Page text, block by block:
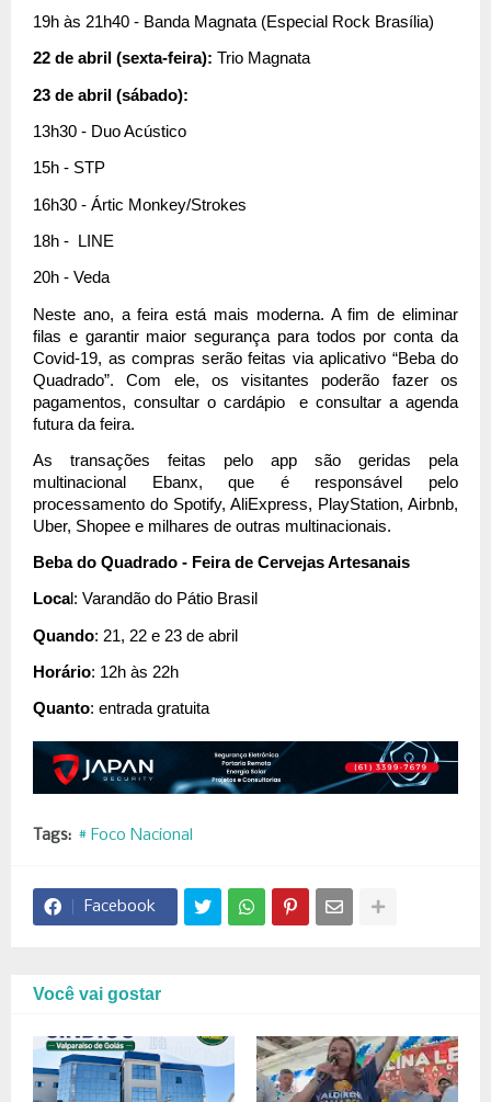
19h às 21h40 - Banda Magnata (Especial Rock Brasília)
22 de abril (sexta-feira): Trio Magnata
23 de abril (sábado):
13h30 - Duo Acústico
15h - STP
16h30 - Ártic Monkey/Strokes
18h -  LINE
20h - Veda
Neste ano, a feira está mais moderna. A fim de eliminar
filas e garantir maior segurança para todos por conta da
Covid-19, as compras serão feitas via aplicativo “Beba do
Quadrado”. Com ele, os visitantes poderão fazer os
pagamentos, consultar o cardápio  e consultar a agenda
futura da feira.
As transações feitas pelo app são geridas pela
multinacional Ebanx, que é responsável pelo
processamento do Spotify, AliExpress, PlayStation, Airbnb,
Uber, Shopee e milhares de outras multinacionais.
Beba do Quadrado - Feira de Cervejas Artesanais
Local: Varandão do Pátio Brasil
Quando: 21, 22 e 23 de abril
Horário: 12h às 22h
Quanto: entrada gratuita
Tags: # Foco Nacional
Facebook
Você vai gostar